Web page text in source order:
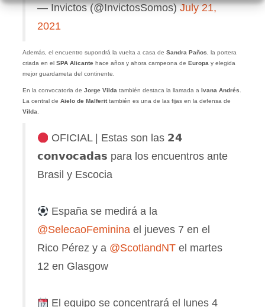
— Invictos (@InvictosSomos)July 21,
2021
Además, el encuentro supondrá la vuelta a casa de Sandra Paños, la portera
criada en el SPA Alicantehace años y ahora campeona de Europay elegida
mejor guardameta del continente.
En la convocatoria de Jorge Vildatambién destaca la llamada a Ivana Andrés.
La central de Aielo de Malferittambién es una de las fijas en la defensa de
Vilda.
OFICIAL | Estas son las 𝟮𝟰
𝗰𝗼𝗻𝘃𝗼𝗰𝗮𝗱𝗮𝘀 para los encuentros ante
Brasil y Escocia
España se medirá a la
@SelecaoFemininael jueves 7 en el
Rico Pérez y a @ScotlandNTel martes
12 en Glasgow
El equipo se concentrará el lunes 4